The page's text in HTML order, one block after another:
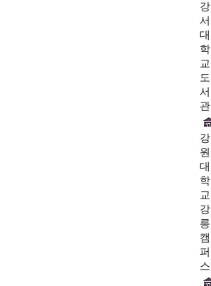
강
서
대
학
교
도
서
관
강
원
대
학
교
강
릉
캠
퍼
스